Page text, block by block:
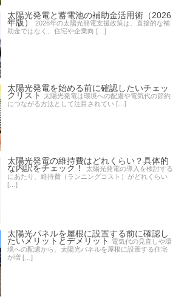
太陽光発電と蓄電池の補助金活用術（2026
年版） 2026年の太陽光発電支援政策は、直接的な補
助金ではなく、住宅や企業向 […]
太陽光発電を始める前に確認したいチェッ
クリスト 太陽光発電は環境への配慮や電気代の節約
につながる方法として注目されてい […]
太陽光発電の維持費はどれくらい？具体的
な内訳をチェック！ 太陽光発電の導入を検討する
にあたり、維持費（ランニングコスト）がどれくらい
[…]
太陽光パネルを屋根に設置する前に確認し
たいメリットとデメリット 電気代の見直しや環
境への配慮から、太陽光パネルを屋根に設置する住宅
が増 […]